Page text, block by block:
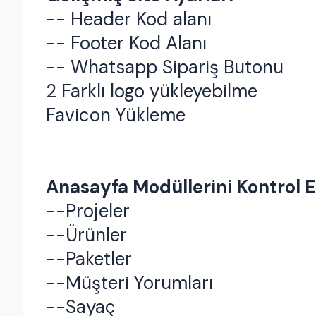
-- Header Kod alanı
-- Footer Kod Alanı
-- Whatsapp Sipariş Butonu
2 Farklı logo yükleyebilme
Favicon Yükleme
Anasayfa Modüllerini Kontrol
--Projeler
--Ürünler
--Paketler
--Müşteri Yorumları
--Sayaç